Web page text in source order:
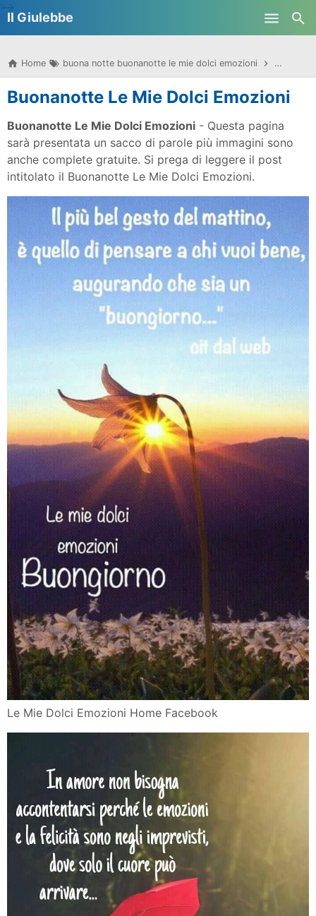
Il Giulebbe
Home buona notte buonanotte le mie dolci emozioni
Buonanotte Le Mie Dolci Emozioni
Buonanotte Le Mie Dolci Emozioni - Questa pagina
sarà presentata un sacco di parole più immagini sono
anche complete gratuite. Si prega di leggere il post
intitolato il Buonanotte Le Mie Dolci Emozioni.
Le Mie Dolci Emozioni Home Facebook